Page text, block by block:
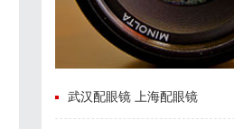
武汉配眼镜 上海配眼镜